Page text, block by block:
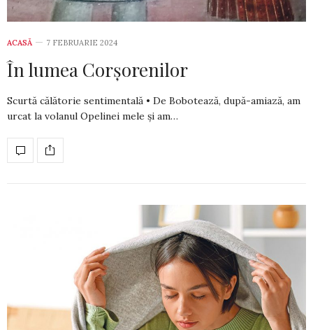
ACASĂ 7 FEBRUARIE 2024
În lumea Corșorenilor
Scurtă călătorie sentimentală • De Bobotează, după-amiază, am
urcat la volanul Opelinei mele și am…